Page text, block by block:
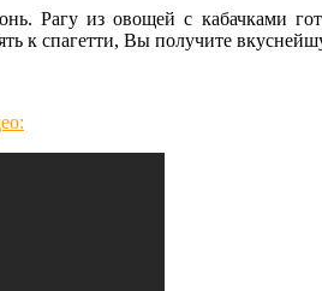
Рагу из овощей с кабачками
к спагетти, Вы получите